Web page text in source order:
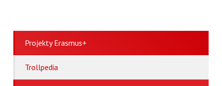
Projekty Erasmus+
Trollpedia